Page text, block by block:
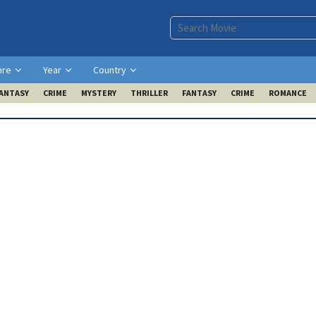
Year Country
CRIME MYSTERY THRILLER FANTASY CRIME ROMANCE